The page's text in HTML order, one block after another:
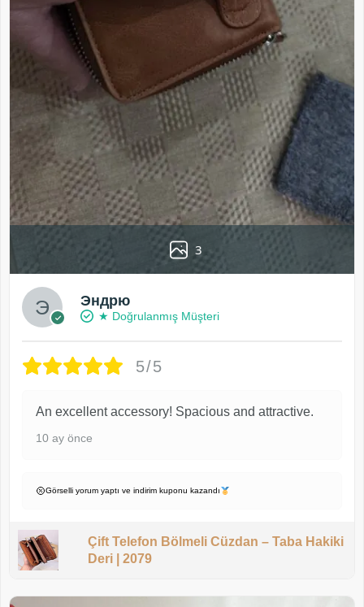
3
Эндрю
★ Doğrulanmış Müşteri
5/5
An excellent accessory! Spacious and attractive.
10 ay önce
Görselli yorum yaptı ve indirim kuponu kazandı
Çift Telefon Bölmeli Cüzdan – Taba Hakiki
Deri | 2079